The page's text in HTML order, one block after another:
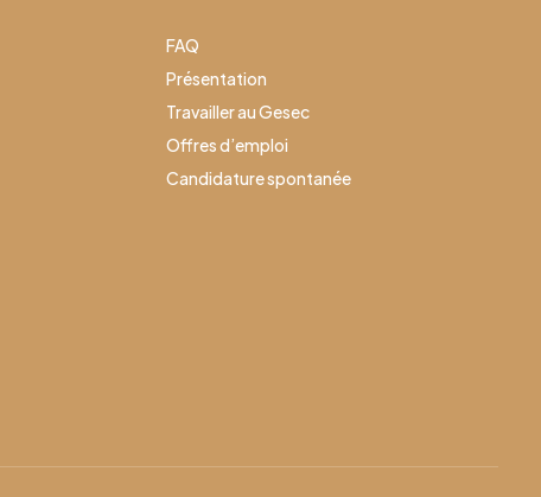
FAQ
Présentation
Travailler au Gesec
Offres d’emploi
Candidature spontanée